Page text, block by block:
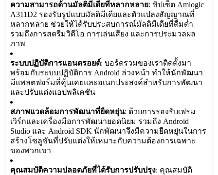
ความสามารถด้านมัลติมีเดียที่หลากหลาย: ชิปเซ็ต Amlogic
A311D2 รองรับรูปแบบมัลติมีเดียและตัวแปลงสัญญาณที่
หลากหลาย ช่วยให้ได้รับประสบการณ์มัลติมีเดียที่ดื่มด่ำ
รวมถึงการสตรีมวิดีโอ การเล่นเสียง และการประมวลผล
ภาพ
ระบบปฏิบัติการแอนดรอยด์: บอร์ดรวมของเราติดตั้งมา
พร้อมกับระบบปฏิบัติการ Android ล่วงหน้า ทำให้นักพัฒนา
มีแพลตฟอร์มที่คุ้นเคยและอเนกประสงค์สำหรับการพัฒนา
และปรับแต่งแอปพลิเคชัน
สภาพแวดล้อมการพัฒนาที่ยืดหยุ่น: ด้วยการรองรับเฟรม
เวิร์กและเครื่องมือการพัฒนายอดนิยม รวมถึง Android
Studio และ Android SDK นักพัฒนาจึงมีความยืดหยุ่นในการ
สร้างโซลูชันที่ปรับแต่งให้เหมาะกับความต้องการเฉพาะ
ของพวกเขา
คุณสมบัติความปลอดภัยที่ได้รับการปรับปรุง: คุณสมบัติ